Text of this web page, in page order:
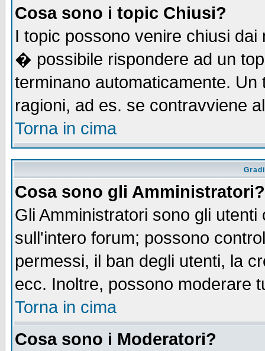
Cosa sono i topic Chiusi?
I topic possono venire chiusi
� possibile rispondere ad un
terminano automaticamente.
ragioni, ad es. se contravviene
Torna in cima
Cosa sono gli Amministratori?
Gli Amministratori sono gli
sull'intero forum; possono
permessi, il ban degli utenti, la
ecc. Inoltre, possono moderare
Torna in cima
Cosa sono i Moderatori?